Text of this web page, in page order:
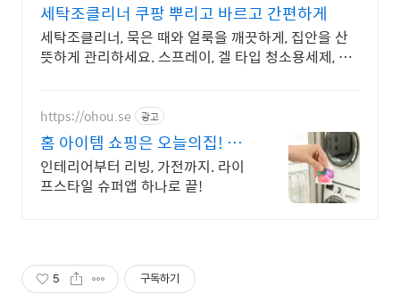
세탁조클리너 쿠팡 뿌리고 바르고 간편하게
세탁조클리너, 묵은 때와 얼룩을 깨끗하게, 집안을 산
뜻하게 관리하세요. 스프레이, 겔 타입 청소용세제, 간
https://ohou.se 광고
홈 아이템 쇼핑은 오늘의집! 방
꾸미기 필수앱, 오늘의집
인테리어부터 리빙, 가전까지. 라이
프스타일 슈퍼앱 하나로 끝!
5 구독하기